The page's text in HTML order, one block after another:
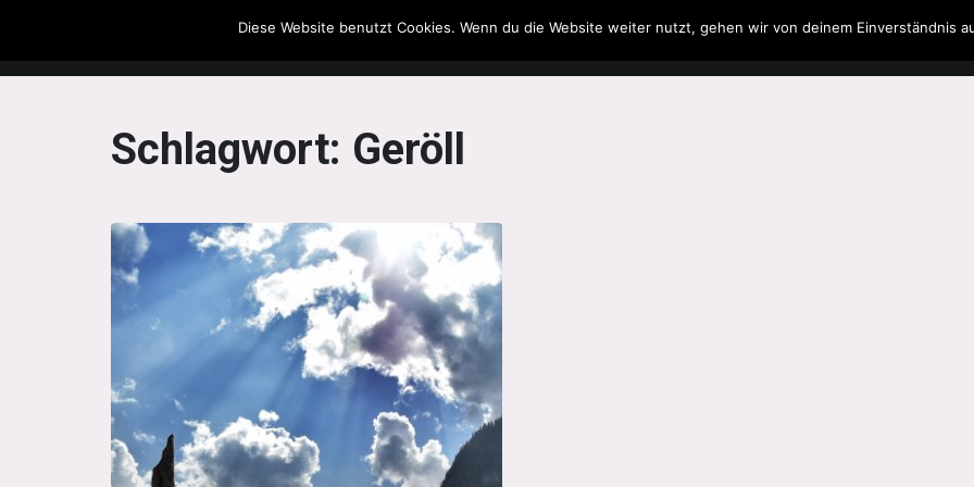
The Howling Men Filme & Serien Musik Spielzeug Literatur
Schlagwort: Geröll
Diese Website benutzt Cookies. Wenn du die Website weiter nutzt, gehen wir von deinem Einverständnis